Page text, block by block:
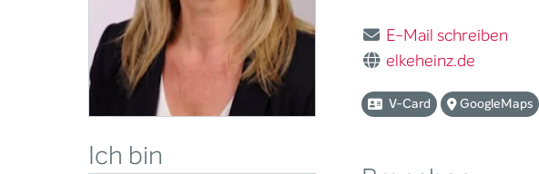
Ich bin
E-Mail schreiben
elkeheinz.de
V-Card GoogleMaps